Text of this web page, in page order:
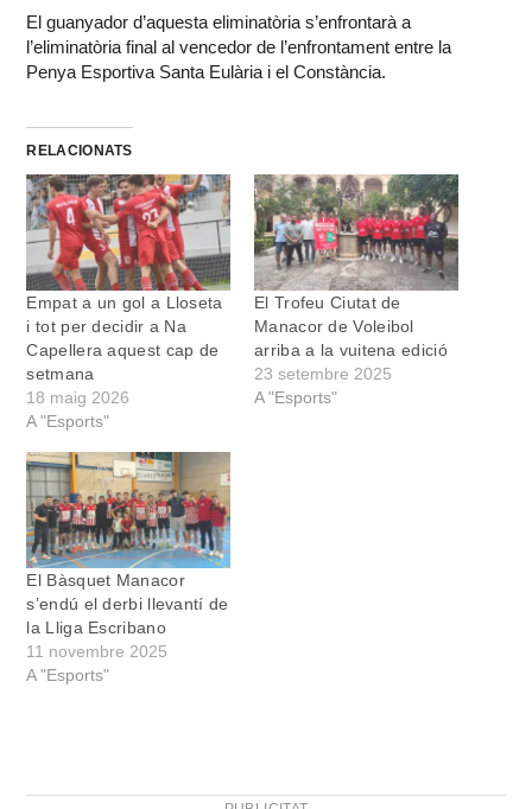
El guanyador d’aquesta eliminatòria s’enfrontarà a
l’eliminatòria final al vencedor de l’enfrontament entre la
Penya Esportiva Santa Eulària i el Constància.
RELACIONATS
Empat a un gol a Lloseta
i tot per decidir a Na
Capellera aquest cap de
setmana
18 maig 2026
A "Esports"
El Trofeu Ciutat de
Manacor de Voleibol
arriba a la vuitena edició
23 setembre 2025
A "Esports"
El Bàsquet Manacor
s’endú el derbi llevantí de
la Lliga Escribano
11 novembre 2025
A "Esports"